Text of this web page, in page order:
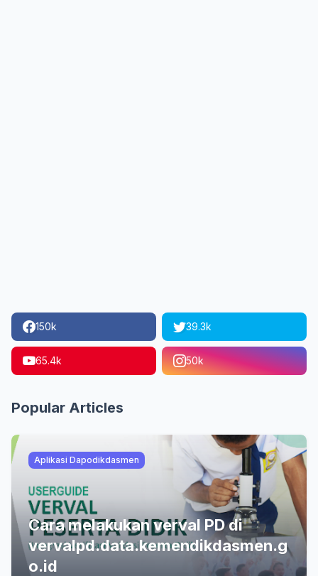
150k 39.3k
65.4k 50k
Popular Articles
Aplikasi Dapodikdasmen
Cara melakukan verval PD di
vervalpd.data.kemendikdasmen.g
o.id